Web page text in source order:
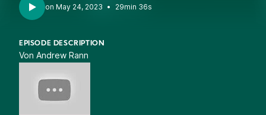
• 29min 36s
EPISODE DESCRIPTION
Von Andrew Rann